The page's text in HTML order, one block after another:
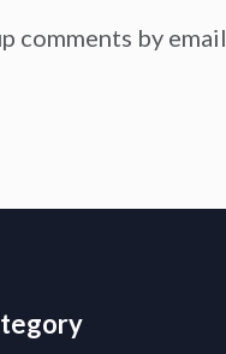
by email.